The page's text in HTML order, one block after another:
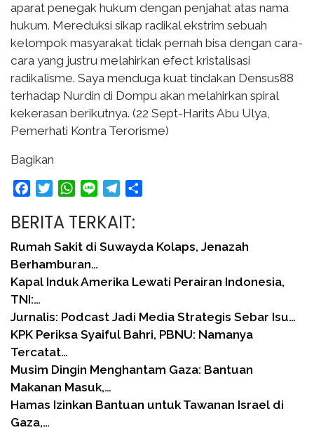
aparat penegak hukum dengan penjahat atas nama
hukum. Mereduksi sikap radikal ekstrim sebuah
kelompok masyarakat tidak pernah bisa dengan cara-
cara yang justru melahirkan efect kristalisasi
radikalisme. Saya menduga kuat tindakan Densus88
terhadap Nurdin di Dompu akan melahirkan spiral
kekerasan berikutnya. (22 Sept-Harits Abu Ulya,
Pemerhati Kontra Terorisme)
Bagikan
FacebookTwitterWhatsApp
Line Telegram
BERITA TERKAIT:
Rumah Sakit di Suwayda Kolaps, Jenazah
Berhamburan…
Kapal Induk Amerika Lewati Perairan Indonesia,
TNI:…
Jurnalis: Podcast Jadi Media Strategis Sebar Isu…
KPK Periksa Syaiful Bahri, PBNU: Namanya
Tercatat…
Musim Dingin Menghantam Gaza: Bantuan
Makanan Masuk,…
Hamas Izinkan Bantuan untuk Tawanan Israel di
Gaza,…